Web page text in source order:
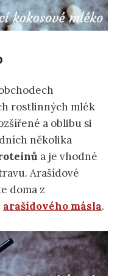
rostlinných mlék
a oblibu si
několika
a je vhodné
Arašídové
doma z
arašídového másla.